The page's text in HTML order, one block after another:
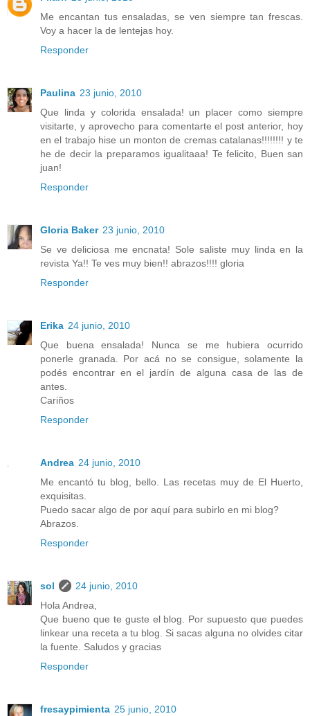
Me encantan tus ensaladas, se ven siempre tan frescas.
Voy a hacer la de lentejas hoy.
Responder
Paulina 23 junio, 2010
Que linda y colorida ensalada! un placer como siempre
visitarte, y aprovecho para comentarte el post anterior, hoy
en el trabajo hise un monton de cremas catalanas!!!!!!!! y te
he de decir la preparamos igualitaaa! Te felicito, Buen san
juan!
Responder
Gloria Baker 23 junio, 2010
Se ve deliciosa me encnata! Sole saliste muy linda en la
revista Ya!! Te ves muy bien!! abrazos!!!! gloria
Responder
Erika 24 junio, 2010
Que buena ensalada! Nunca se me hubiera ocurrido
ponerle granada. Por acá no se consigue, solamente la
podés encontrar en el jardín de alguna casa de las de
antes.
Cariños
Responder
Andrea 24 junio, 2010
Me encantó tu blog, bello. Las recetas muy de El Huerto,
exquisitas.
Puedo sacar algo de por aquí para subirlo en mi blog?
Abrazos.
Responder
sol
24 junio, 2010
Hola Andrea,
Que bueno que te guste el blog. Por supuesto que puedes
linkear una receta a tu blog. Si sacas alguna no olvides citar
la fuente. Saludos y gracias
Responder
fresaypimienta 25 junio, 2010